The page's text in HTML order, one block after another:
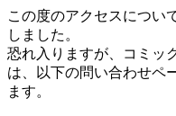
この度のアクセスについ
しました。
恐れ入りますが、コミッ
は、以下の問い合わせペ
ます。